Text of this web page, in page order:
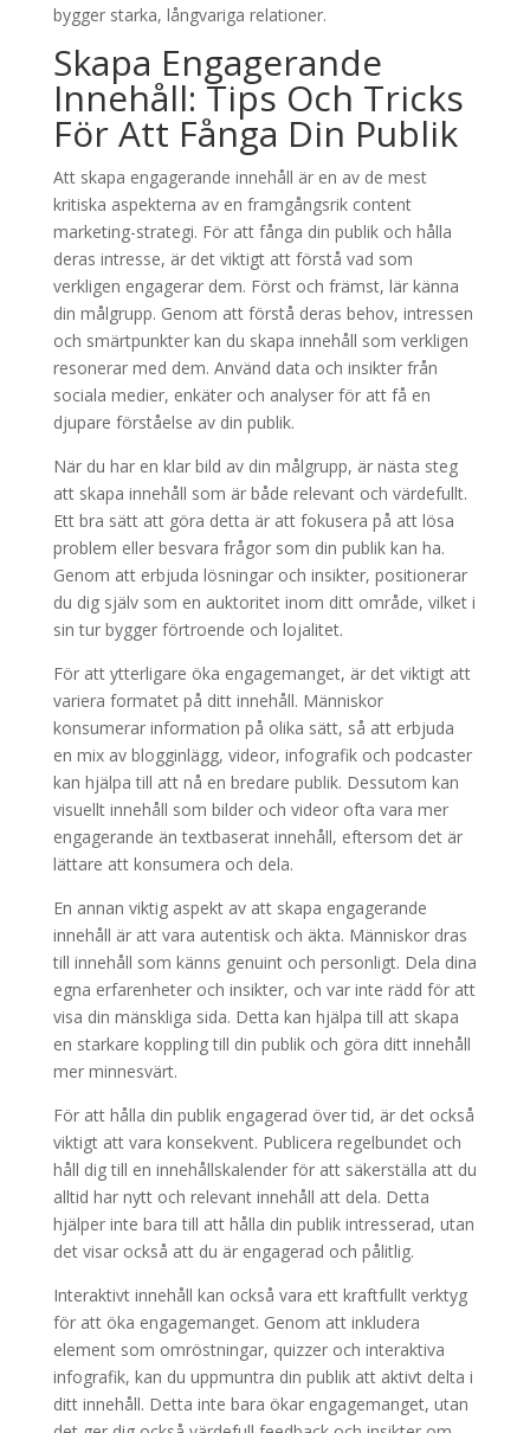
bygger starka, långvariga relationer.
Skapa Engagerande
Innehåll: Tips Och Tricks
För Att Fånga Din Publik
Att skapa engagerande innehåll är en av de mest
kritiska aspekterna av en framgångsrik content
marketing-strategi. För att fånga din publik och hålla
deras intresse, är det viktigt att förstå vad som
verkligen engagerar dem. Först och främst, lär känna
din målgrupp. Genom att förstå deras behov, intressen
och smärtpunkter kan du skapa innehåll som verkligen
resonerar med dem. Använd data och insikter från
sociala medier, enkäter och analyser för att få en
djupare förståelse av din publik.
När du har en klar bild av din målgrupp, är nästa steg
att skapa innehåll som är både relevant och värdefullt.
Ett bra sätt att göra detta är att fokusera på att lösa
problem eller besvara frågor som din publik kan ha.
Genom att erbjuda lösningar och insikter, positionerar
du dig själv som en auktoritet inom ditt område, vilket i
sin tur bygger förtroende och lojalitet.
För att ytterligare öka engagemanget, är det viktigt att
variera formatet på ditt innehåll. Människor
konsumerar information på olika sätt, så att erbjuda
en mix av blogginlägg, videor, infografik och podcaster
kan hjälpa till att nå en bredare publik. Dessutom kan
visuellt innehåll som bilder och videor ofta vara mer
engagerande än textbaserat innehåll, eftersom det är
lättare att konsumera och dela.
En annan viktig aspekt av att skapa engagerande
innehåll är att vara autentisk och äkta. Människor dras
till innehåll som känns genuint och personligt. Dela dina
egna erfarenheter och insikter, och var inte rädd för att
visa din mänskliga sida. Detta kan hjälpa till att skapa
en starkare koppling till din publik och göra ditt innehåll
mer minnesvärt.
För att hålla din publik engagerad över tid, är det också
viktigt att vara konsekvent. Publicera regelbundet och
håll dig till en innehållskalender för att säkerställa att du
alltid har nytt och relevant innehåll att dela. Detta
hjälper inte bara till att hålla din publik intresserad, utan
det visar också att du är engagerad och pålitlig.
Interaktivt innehåll kan också vara ett kraftfullt verktyg
för att öka engagemanget. Genom att inkludera
element som omröstningar, quizzer och interaktiva
infografik, kan du uppmuntra din publik att aktivt delta i
ditt innehåll. Detta inte bara ökar engagemanget, utan